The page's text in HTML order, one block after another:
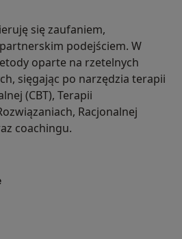
się zaufaniem,
podejściem. W
oparte na rzetelnych
sięgając po narzędzia terapii
(CBT), Terapii
Racjonalnej
coachingu.